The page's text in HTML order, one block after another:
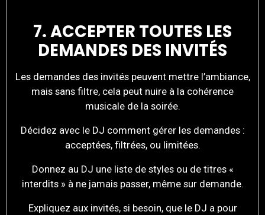
7. ACCEPTER TOUTES LES
DEMANDES DES INVITÉS
Les demandes des invités peuvent mettre l’ambiance,
mais sans filtre, cela peut nuire à la cohérence
musicale de la soirée.
Décidez avec le DJ comment gérer les demandes :
acceptées, filtrées, ou limitées.
Donnez au DJ une liste de styles ou de titres «
interdits » à ne jamais passer, même sur demande.
Expliquez aux invités, si besoin, que le DJ a pour